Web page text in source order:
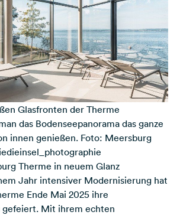
Glasfronten der Therme
das Bodenseepanorama das ganze
innen genießen. Foto: Meersburg
Therme in neuem Glanz
Jahr intensiver Modernisierung hat
Ende Mai 2025 ihre
Mit ihrem echten